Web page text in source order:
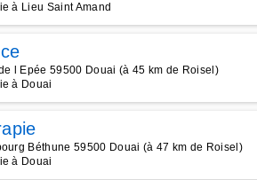
à Lieu Saint Amand
l Epée 59500 Douai (à 45 km de Roisel)
à Douai
Béthune 59500 Douai (à 47 km de Roisel)
à Douai